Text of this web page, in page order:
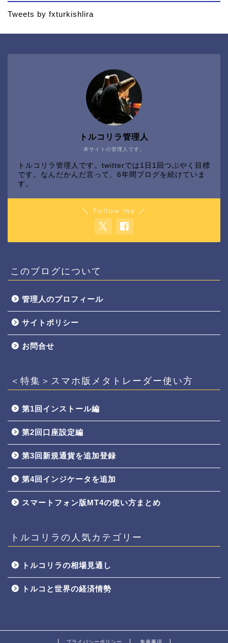
Tweets by fxturkishlira
本サイトの管理人です。
トルコリラ管理人
トルコリラ管理人です。twitterでは1日1回つぶやく目標
です。なんだかんだ言って、6年間ブログを続けていま
す。
＼ Follow me ／
このブログについて
管理人のプロフィール
サイトポリシー
お問合せ
＜特集＞スマホ版メタトレーダー使い方
第1回インストール編
第2回口座設定編
第3回新規通貨を追加登録
第4回インジケータを追加
スマートフォン版MT4の使い方まとめ
トルコリラの人気カテゴリー
トルコリラの相場見通し
トルコと世界の経済情勢
プライバシーポリシー 免責事項